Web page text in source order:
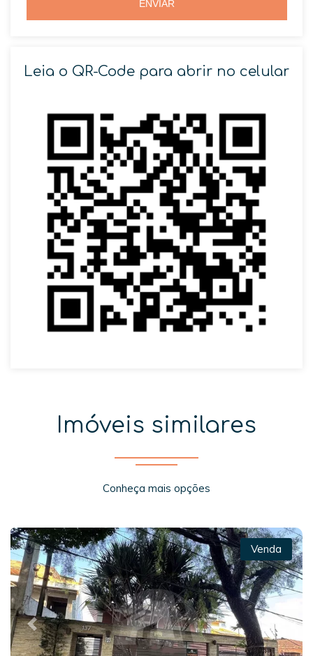
ENVIAR
Leia o QR-Code para abrir no celular
Imóveis similares
Conheça mais opções
Previous
Venda